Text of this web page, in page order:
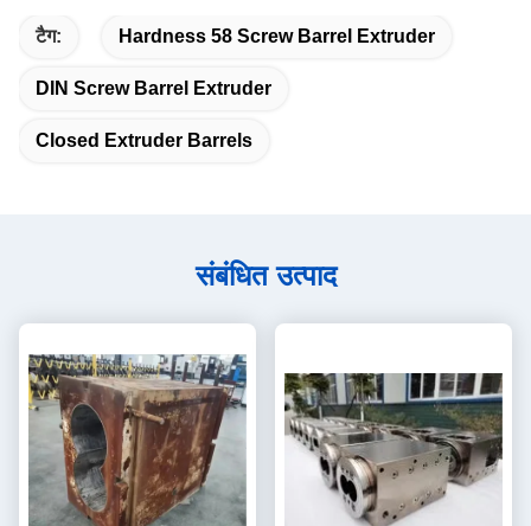
टैग: Hardness 58 Screw Barrel Extruder
DIN Screw Barrel Extruder
Closed Extruder Barrels
संबंधित उत्पाद